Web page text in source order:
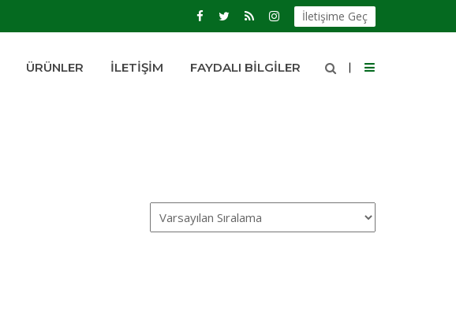
İletişime Geç
ÜRÜNLER İLETIŞIM FAYDALI BILGILER